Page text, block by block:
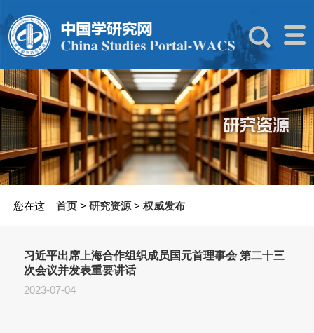
您在这 首页> 研究资源> 权威发布
习近平出席上海合作组织成员国元首理事会 第二十三
次会议并发表重要讲话
2023-07-04